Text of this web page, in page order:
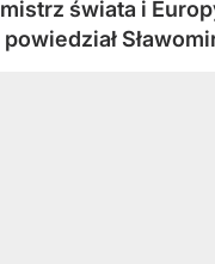
mistrz świata i
powiedział